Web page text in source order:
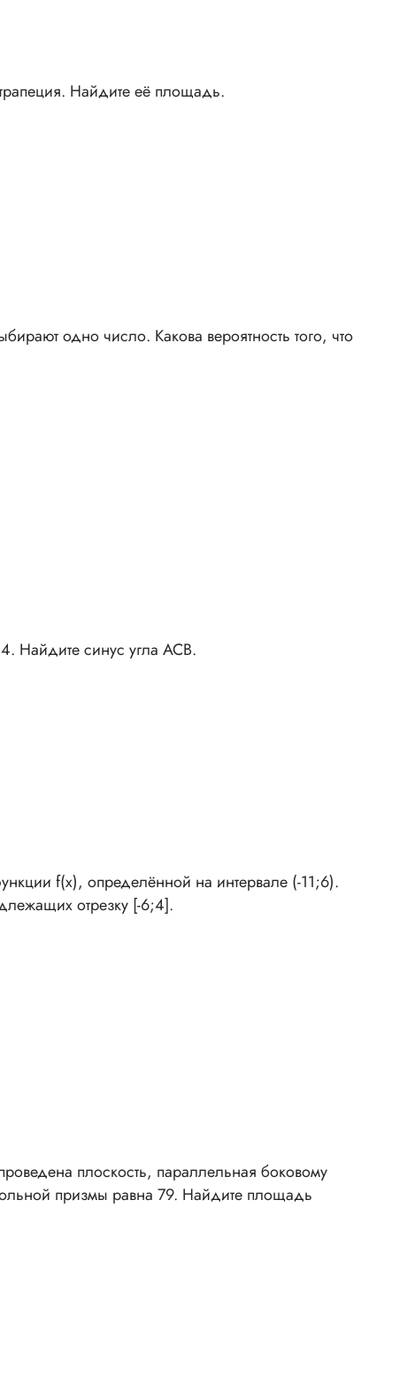
Найдите её площадь.
одно число. Какова вероятность того, что
Найдите синус угла АСВ.
f(x), определённой на интервале (-11;6).
отрезку [-6;4].
плоскость, параллельная боковому
призмы равна 79. Найдите площадь